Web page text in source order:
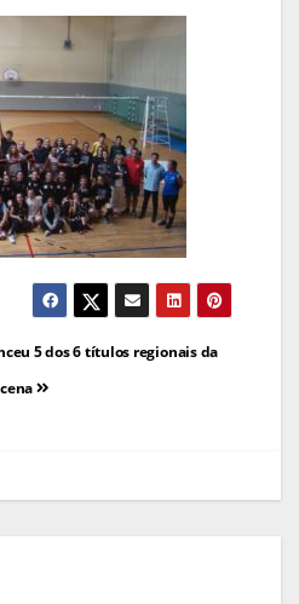
5 dos 6 títulos regionais da